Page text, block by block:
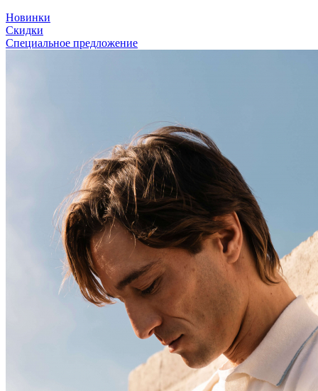
Новинки
Скидки
Специальное предложение